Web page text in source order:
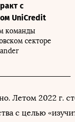
с
UniCredit
команды
секторе
Летом 2022 г.
с целью